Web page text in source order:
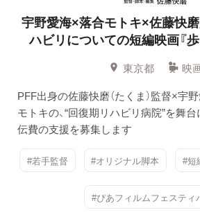
宇野愛海×落合モトキ×佐藤快
ハビリについての短編映画『
東京都
映
PFF出身の佐藤快磨（たくま）監督×宇野
モトキの、“回復期リハビリ病院”を舞
伝費の支援を募集します
#若手監督 #オリジナル脚本 #短
#ぴあフィルムフェスティ